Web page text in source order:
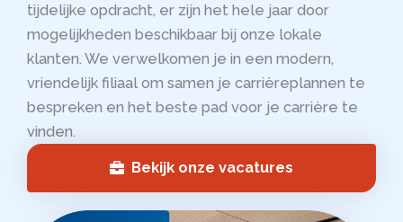
tijdelijke opdracht, er zijn het hele jaar door
mogelijkheden beschikbaar bij onze lokale
klanten. We verwelkomen je in een modern,
vriendelijk filiaal om samen je carrièreplannen te
bespreken en het beste pad voor je carrière te
vinden.
Bekijk onze vacatures